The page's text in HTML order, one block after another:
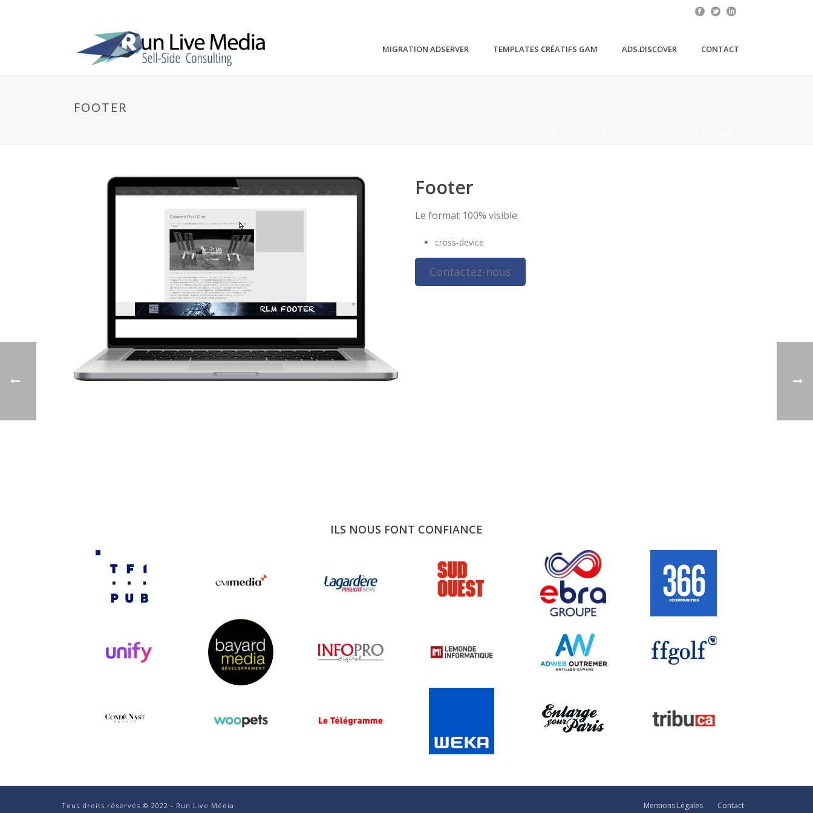
MIGRATION ADSERVER TEMPLATES CRÉATIFS GAM ADS.DISCOVER CONTACT
FOOTER
Footer
Le format 100% visible.
cross-device
Contactez-nous
ILS NOUS FONT CONFIANCE
Tous droits réservés © 2022 - Run Live Média Mentions Légales Contact